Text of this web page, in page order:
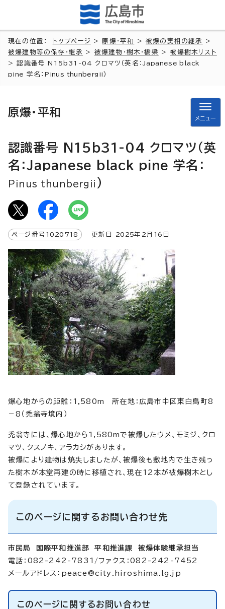
現在の位置： トップページ >原爆・平和 >被爆の実相の継承
>
被爆建物等の保存・継承
> 被爆建物・樹木・橋梁 >被爆樹木リスト
> 認識番号 N15b31-04 クロマツ（英名： Japanese black
pine 学名： Pinus thunbergii ）
原爆・平和
メニュー
認識番号 N15b31-04 クロマツ（英
名：Japanese black pine 学名：
Pinus thunbergii ）
ページ番号 1020718 更新日 2025年2月 16 日
爆心地からの距離：1,580m 所在地：広島市中区東白島町8
－8（禿翁寺境内）
禿翁寺には、爆心地から1,580mで被爆したウメ、モミジ、クロ
マツ、クスノキ、アラカシがあります。
被爆により建物は焼失しましたが、被爆後も敷地内で生き残っ
た樹木が本堂再建の時に移植され、現在12本が被爆樹木とし
て登録されています。
このページに関するお問い合わせ先
市民局 国際平和推進部 平和推進課 被爆体験継承担当
電話：082-242-7831/ファクス：082-242-7452
メールアドレス： peace@city.hiroshima.lg.jp
このページに関するお問い合わせ